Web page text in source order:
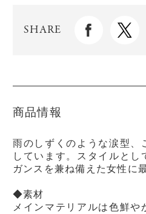
SHARE
商品情報
雨のしずくのような涙型、
しています。スタイルとし
ガンスを兼ね備えた女性に
◆素材
メインマテリアルは色鮮や